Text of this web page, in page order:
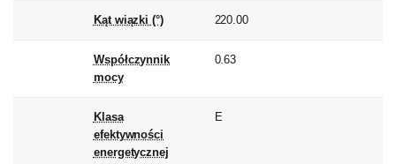
Kąt wiązki (°) 220.00
Współczynnik
mocy
0.63
Klasa
efektywności
energetycznej
E